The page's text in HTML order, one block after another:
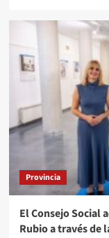
Provincia
El Consejo Social
Rubio a través de